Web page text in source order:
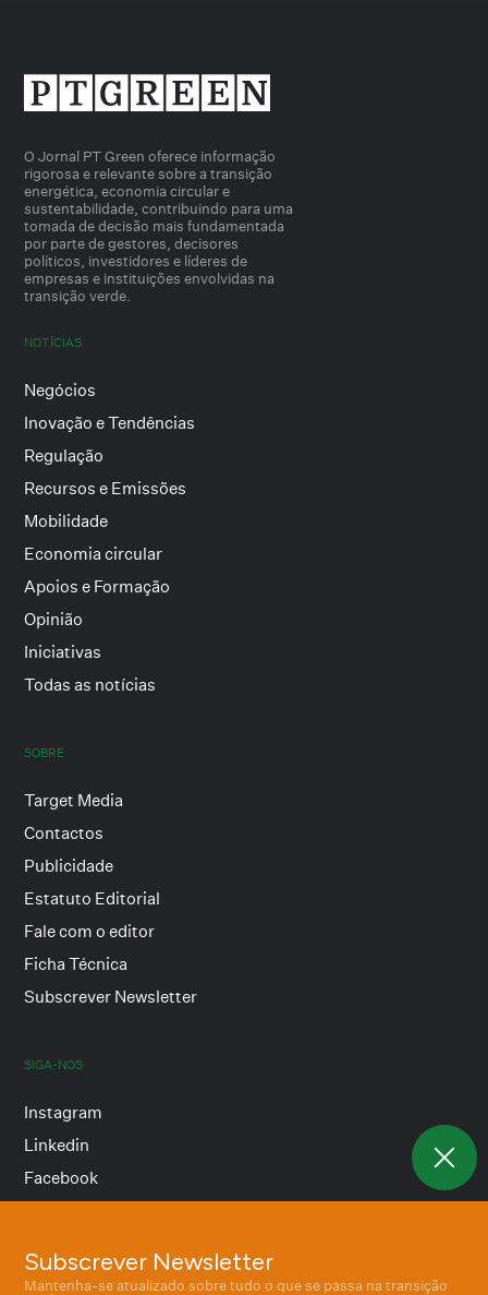
Subscrever Newsletter
Mantenha-se atualizado sobre tudo o que se passa na transição
O Jornal PT Green oferece informação
rigorosa e relevante sobre a transição
energética, economia circular e
sustentabilidade, contribuindo para uma
tomada de decisão mais fundamentada
por parte de gestores, decisores
políticos, investidores e líderes de
empresas e instituições envolvidas na
transição verde.
NOTÍCIAS
Negócios
Inovação e Tendências
Regulação
Recursos e Emissões
Mobilidade
Economia circular
Apoios e Formação
Opinião
Iniciativas
Todas as notícias
SOBRE
Target Media
Contactos
Publicidade
Estatuto Editorial
Fale com o editor
Ficha Técnica
Subscrever Newsletter
SIGA-NOS
Instagram
Linkedin
Facebook
Termos e condições
Política de privacidade